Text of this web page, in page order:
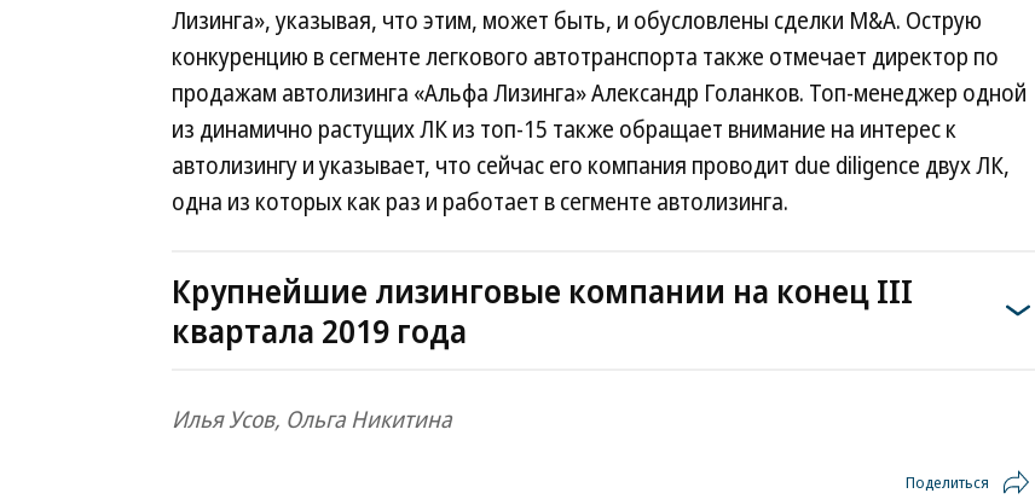
Лизинга», указывая, что этим, может быть, и обусловлены сделки M&A. Острую
конкуренцию в сегменте легкового автотранспорта также отмечает директор по
продажам автолизинга «Альфа Лизинга» Александр Голанков. Топ-менеджер одной
из динамично растущих ЛК из топ-15 также обращает внимание на интерес к
автолизингу и указывает, что сейчас его компания проводит due diligence двух ЛК,
одна из которых как раз и работает в сегменте автолизинга.
Крупнейшие лизинговые компании на конец III
квартала 2019 года
Илья Усов, Ольга Никитина
Поделиться